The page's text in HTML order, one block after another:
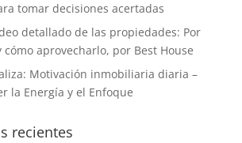
tomar decisiones acertadas
detallado de las propiedades: Por
aprovecharlo, por Best House
Motivación inmobiliaria diaria –
la Energía y el Enfoque
recientes